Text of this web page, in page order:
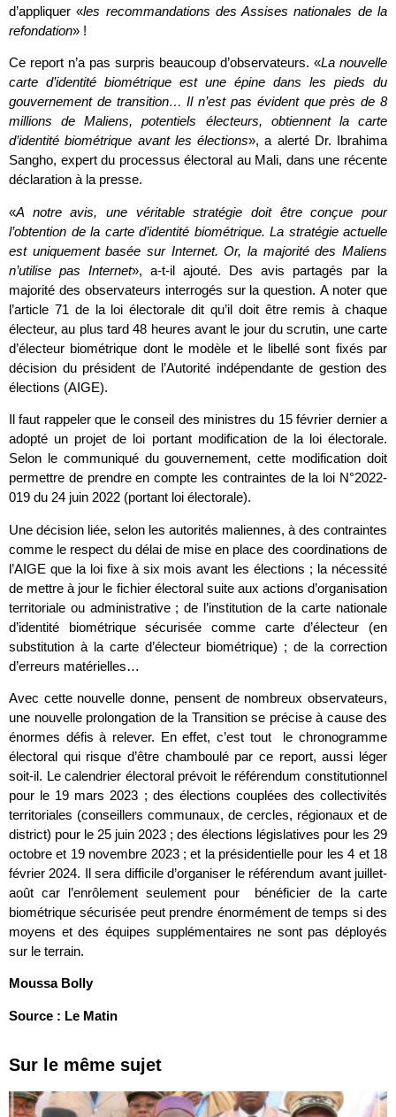
d’appliquer «les recommandations des Assises nationales de la
refondation» !
Ce report n’a pas surpris beaucoup d’observateurs. «La nouvelle
carte d’identité biométrique est une épine dans les pieds du
gouvernement de transition… Il n’est pas évident que près de 8
millions de Maliens, potentiels électeurs, obtiennent la carte
d’identité biométrique avant les élections», a alerté Dr. Ibrahima
Sangho, expert du processus électoral au Mali, dans une récente
déclaration à la presse.
«A notre avis, une véritable stratégie doit être conçue pour
l’obtention de la carte d’identité biométrique. La stratégie actuelle
est uniquement basée sur Internet. Or, la majorité des Maliens
n’utilise pas Internet», a-t-il ajouté. Des avis partagés par la
majorité des observateurs interrogés sur la question. A noter que
l’article 71 de la loi électorale dit qu’il doit être remis à chaque
électeur, au plus tard 48 heures avant le jour du scrutin, une carte
d’électeur biométrique dont le modèle et le libellé sont fixés par
décision du président de l’Autorité indépendante de gestion des
élections (AIGE).
Il faut rappeler que le conseil des ministres du 15 février dernier a
adopté un projet de loi portant modification de la loi électorale.
Selon le communiqué du gouvernement, cette modification doit
permettre de prendre en compte les contraintes de la loi N°2022-
019 du 24 juin 2022 (portant loi électorale).
Une décision liée, selon les autorités maliennes, à des contraintes
comme le respect du délai de mise en place des coordinations de
l’AIGE que la loi fixe à six mois avant les élections ; la nécessité
de mettre à jour le fichier électoral suite aux actions d’organisation
territoriale ou administrative ; de l’institution de la carte nationale
d’identité biométrique sécurisée comme carte d’électeur (en
substitution à la carte d’électeur biométrique) ; de la correction
d’erreurs matérielles…
Avec cette nouvelle donne, pensent de nombreux observateurs,
une nouvelle prolongation de la Transition se précise à cause des
énormes défis à relever. En effet, c’est tout le chronogramme
électoral qui risque d’être chamboulé par ce report, aussi léger
soit-il. Le calendrier électoral prévoit le référendum constitutionnel
pour le 19 mars 2023 ; des élections couplées des collectivités
territoriales (conseillers communaux, de cercles, régionaux et de
district) pour le 25 juin 2023 ; des élections législatives pour les 29
octobre et 19 novembre 2023 ; et la présidentielle pour les 4 et 18
février 2024. Il sera difficile d’organiser le référendum avant juillet-
août car l’enrôlement seulement pour bénéficier de la carte
biométrique sécurisée peut prendre énormément de temps si des
moyens et des équipes supplémentaires ne sont pas déployés
sur le terrain.
Moussa Bolly
Source : Le Matin
Sur le même sujet